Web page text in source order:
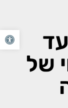
של
פתח